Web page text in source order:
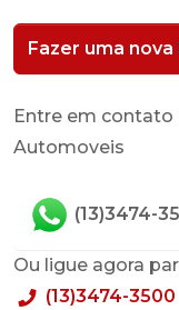
Fazer uma nova
Entre em
Automoveis
(13)3474-
Ou ligue agora
(13)3474-3500